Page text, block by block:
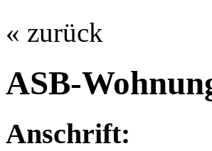
« zurück
ASB-
Anschrift: